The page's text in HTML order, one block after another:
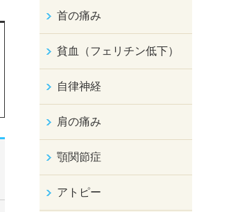
首の痛み
貧血（フェリチン低下）
自律神経
肩の痛み
顎関節症
アトピー